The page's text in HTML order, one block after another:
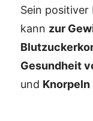
Sein
kann zur
Gesundheit
und Knorpeln